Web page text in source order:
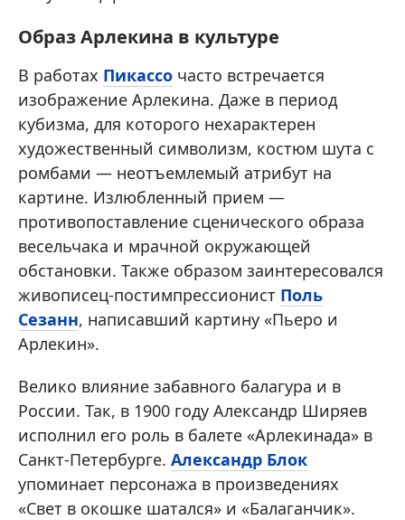
Образ Арлекина в культуре
В работах Пикассо часто встречается
изображение Арлекина. Даже в период
кубизма, для которого нехарактерен
художественный символизм, костюм шута с
ромбами — неотъемлемый атрибут на
картине. Излюбленный прием —
противопоставление сценического образа
весельчака и мрачной окружающей
обстановки. Также образом заинтересовался
живописец-постимпрессионист Поль
Сезанн, написавший картину «Пьеро и
Арлекин».
Велико влияние забавного балагура и в
России. Так, в 1900 году Александр Ширяев
исполнил его роль в балете «Арлекинада» в
Санкт-Петербурге. Александр Блок
упоминает персонажа в произведениях
«Свет в окошке шатался» и «Балаганчик».